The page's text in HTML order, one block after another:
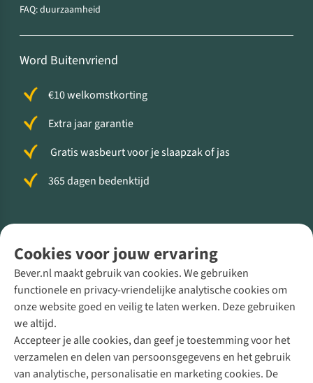
Cookies voor jouw ervaring
Bever.nl maakt gebruik van cookies. We gebruiken
functionele en privacy-vriendelijke analytische cookies om
onze website goed en veilig te laten werken. Deze gebruiken
we altijd.
Accepteer je alle cookies, dan geef je toestemming voor het
verzamelen en delen van persoonsgegevens en het gebruik
van analytische, personalisatie en marketing cookies. De
FAQ: duurzaamheid
Word Buitenvriend
€10 welkomstkorting
Extra jaar garantie
Gratis wasbeurt voor je slaapzak of jas
365 dagen bedenktijd
Direct advies van een Buitenexpert
+31 (0)85 888 50 88
+31 6 12 28 49 80